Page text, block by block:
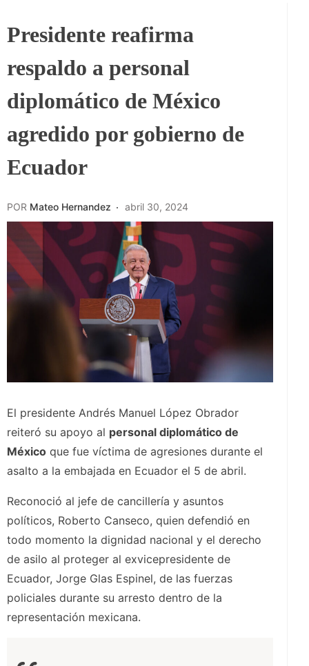
Presidente reafirma
respaldo a personal
diplomático de México
agredido por gobierno de
Ecuador
POR Mateo Hernandez abril 30, 2024
El presidente Andrés Manuel López Obrador
reiteró su apoyo al personal diplomático de
México que fue víctima de agresiones durante el
asalto a la embajada en Ecuador el 5 de abril.
Reconoció al jefe de cancillería y asuntos
políticos, Roberto Canseco, quien defendió en
todo momento la dignidad nacional y el derecho
de asilo al proteger al exvicepresidente de
Ecuador, Jorge Glas Espinel, de las fuerzas
policiales durante su arresto dentro de la
representación mexicana.